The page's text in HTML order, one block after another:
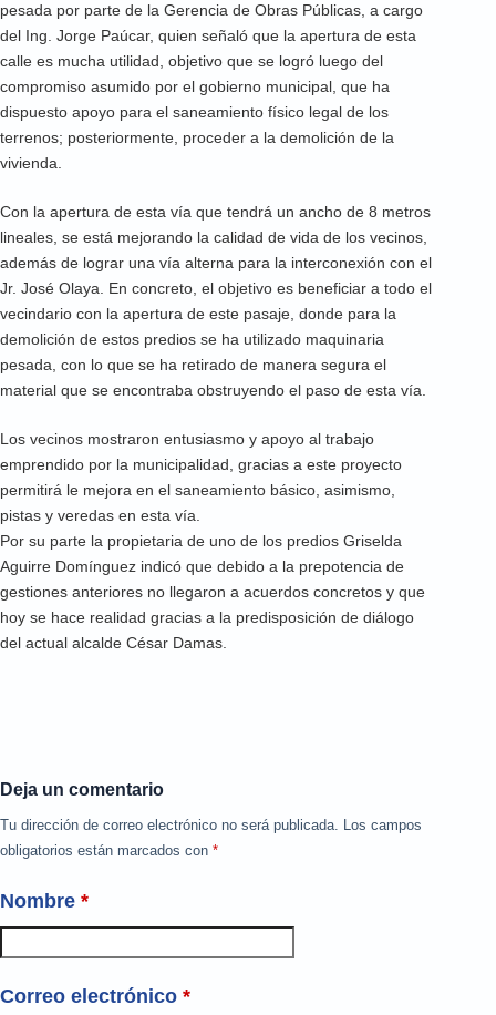
pesada por parte de la Gerencia de Obras Públicas, a cargo
del Ing. Jorge Paúcar, quien señaló que la apertura de esta
calle es mucha utilidad, objetivo que se logró luego del
compromiso asumido por el gobierno municipal, que ha
dispuesto apoyo para el saneamiento físico legal de los
terrenos; posteriormente, proceder a la demolición de la
vivienda.
Con la apertura de esta vía que tendrá un ancho de 8 metros
lineales, se está mejorando la calidad de vida de los vecinos,
además de lograr una vía alterna para la interconexión con el
Jr. José Olaya. En concreto, el objetivo es beneficiar a todo el
vecindario con la apertura de este pasaje, donde para la
demolición de estos predios se ha utilizado maquinaria
pesada, con lo que se ha retirado de manera segura el
material que se encontraba obstruyendo el paso de esta vía.
Los vecinos mostraron entusiasmo y apoyo al trabajo
emprendido por la municipalidad, gracias a este proyecto
permitirá le mejora en el saneamiento básico, asimismo,
pistas y veredas en esta vía.
Por su parte la propietaria de uno de los predios Griselda
Aguirre Domínguez indicó que debido a la prepotencia de
gestiones anteriores no llegaron a acuerdos concretos y que
hoy se hace realidad gracias a la predisposición de diálogo
del actual alcalde César Damas.
Deja un comentario
Tu dirección de correo electrónico no será publicada. Los campos
obligatorios están marcados con *
Nombre *
Correo electrónico *